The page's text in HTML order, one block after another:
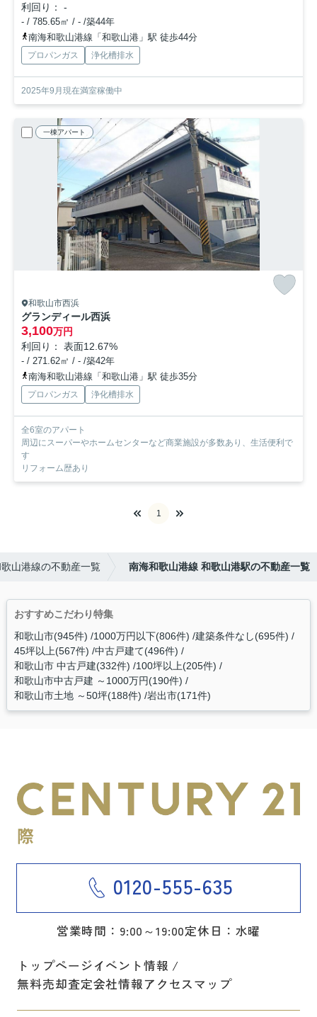
利回り： -
- / 785.65㎡ / - /築44年
南海和歌山港線「和歌山港」駅 徒歩44分
プロパンガス 浄化槽排水
2025年9月現在満室稼働中
一棟アパート
和歌山市西浜
グランディール西浜
3,100万円
利回り： 表面12.67%
- / 271.62㎡ / - /築42年
南海和歌山港線「和歌山港」駅 徒歩35分
プロパンガス 浄化槽排水
全6室のアパート
周辺にスーパーやホームセンターなど商業施設が多数あり、生活便利で
す
リフォーム歴あり
1
山港線の不動産一覧 南海和歌山港線 和歌山港駅の不動産一覧
おすすめこだわり特集
和歌山市(945件) 1000万円以下(806件) 建築条件なし(695件)
45坪以上(567件) 中古戸建て(496件)
和歌山市 中古戸建(332件) 100坪以上(205件)
和歌山市中古戸建 ～1000万円(190件)
和歌山市土地 ～50坪(188件) 岩出市(171件)
0120-555-635
営業時間：9:00～19:00定休日：水曜
トップページイベント情報
無料売却査定会社情報アクセスマップ